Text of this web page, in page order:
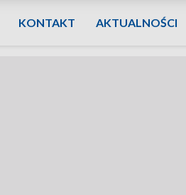
KONTAKT AKTUALNOŚCI